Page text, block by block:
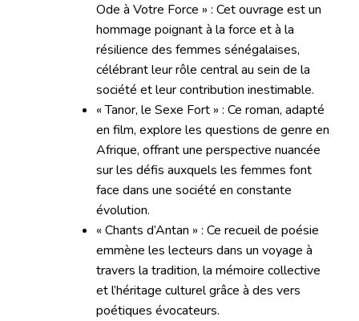
Ode à Votre Force » : Cet ouvrage est un
hommage poignant à la force et à la
résilience des femmes sénégalaises,
célébrant leur rôle central au sein de la
société et leur contribution inestimable.
« Tanor, le Sexe Fort » : Ce roman, adapté
en film, explore les questions de genre en
Afrique, offrant une perspective nuancée
sur les défis auxquels les femmes font
face dans une société en constante
évolution.
« Chants d’Antan » : Ce recueil de poésie
emmène les lecteurs dans un voyage à
travers la tradition, la mémoire collective
et l’héritage culturel grâce à des vers
poétiques évocateurs.